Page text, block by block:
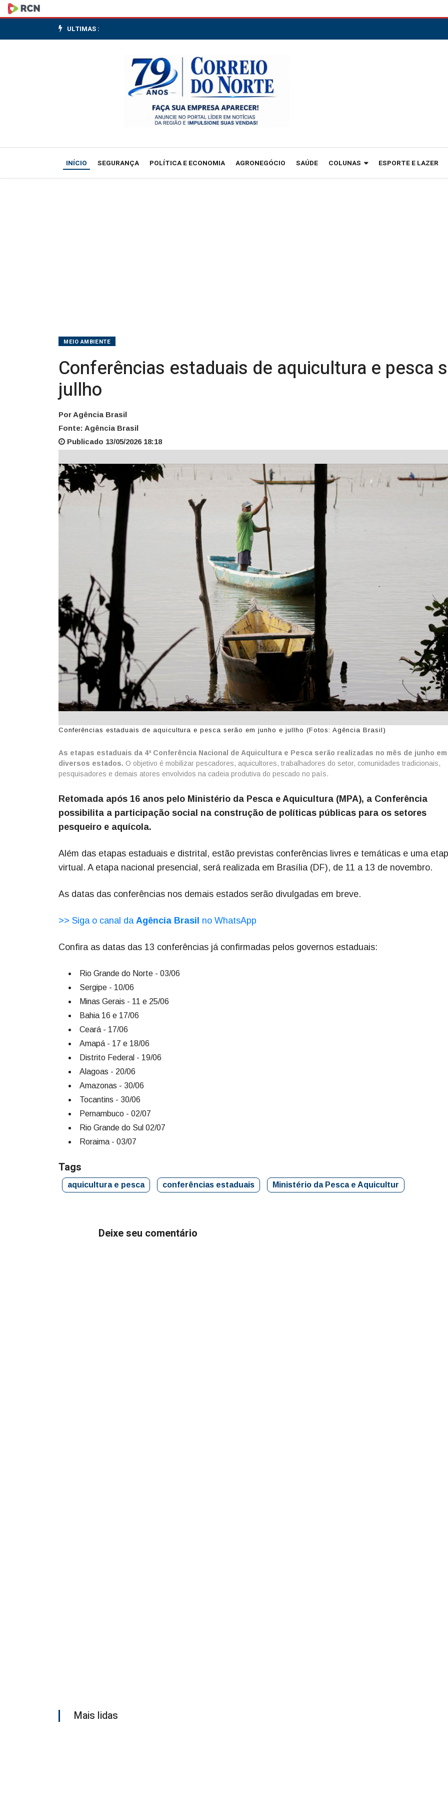
Conferências
estaduais
serão
ULTIMAS :
INÍCIO SEGURANÇA POLÍTICA E ECONOMIA AGRONEGÓCIO SAÚDE COLUNAS ESPORTE E LAZER
MEIO AMBIENTE
Conferências estaduais de aquicultura e pesca
jullho
Por Agência Brasil
Fonte: Agência Brasil
Publicado 13/05/2026 18:18
Conferências estaduais de aquicultura e pesca serão em junho e jullho (Fotos: Agência Brasil)
As etapas estaduais da 4ª Conferência Nacional de Aquicultura e Pesca serão realizadas no mês de junho em
diversos estados. O objetivo é mobilizar pescadores, aquicultores, trabalhadores do setor, comunidades tradicionais,
pesquisadores e demais atores envolvidos na cadeia produtiva do pescado no país.
Retomada após 16 anos pelo Ministério da Pesca e Aquicultura (MPA), a Conferência
possibilita a participação social na construção de políticas públicas para os setores
pesqueiro e aquícola.
Além das etapas estaduais e distrital, estão previstas conferências livres e temáticas e uma
virtual. A etapa nacional presencial, será realizada em Brasília (DF), de 11 a 13 de novembro.
As datas das conferências nos demais estados serão divulgadas em breve.
>> Siga o canal da Agência Brasil no WhatsApp
Confira as datas das 13 conferências já confirmadas pelos governos estaduais:
Rio Grande do Norte - 03/06
Sergipe - 10/06
Minas Gerais - 11 e 25/06
Bahia 16 e 17/06
Ceará - 17/06
Amapá - 17 e 18/06
Distrito Federal - 19/06
Alagoas - 20/06
Amazonas - 30/06
Tocantins - 30/06
Pernambuco - 02/07
Rio Grande do Sul 02/07
Roraima - 03/07
Tags
aquicultura e pesca conferências estaduais Ministério da Pesca e Aquicultur
Deixe seu comentário
Mais lidas